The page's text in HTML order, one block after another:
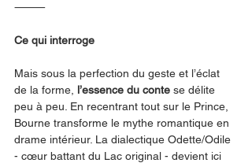
⸻
Ce qui interroge
Mais sous la perfection du geste et l’éclat
de la forme, l’essence du conte se délite
peu à peu. En recentrant tout sur le Prince,
Bourne transforme le mythe romantique en
drame intérieur. La dialectique Odette/Odile
- cœur battant du Lac original - devient ici